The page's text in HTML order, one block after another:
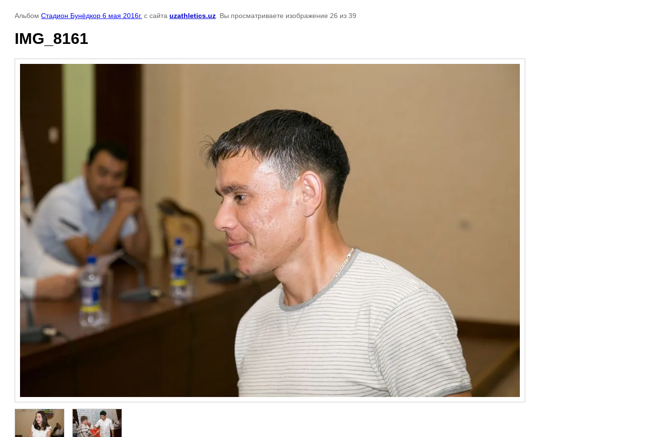
Альбом Стадион Бунёдкор 6 мая 2016г. с сайта uzathletics.uz . Вы просматриваете изображение 26 из 39
IMG_8161